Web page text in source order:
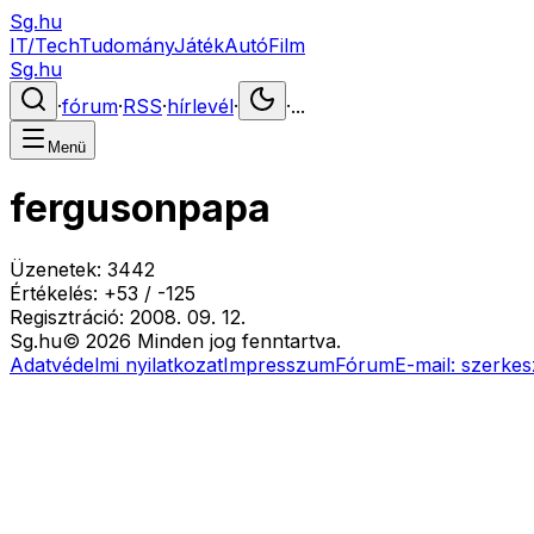
Sg.hu
IT/TechTudományJátékAutóFilm
Sg.hu
·fórum·RSS·hírlevél· ·...
Menü
fergusonpapa
Üzenetek: 3442
Értékelés: +53 / -125
Regisztráció: 2008. 09. 12.
Sg.hu© 2026 Minden jog fenntartva.
Adatvédelmi nyilatkozatImpresszumFórumE-mail: